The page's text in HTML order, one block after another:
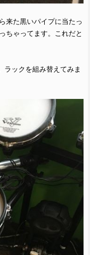
来た黒いパイプに当たっ
ちゃってます。これだと
ックを組み替えてみま